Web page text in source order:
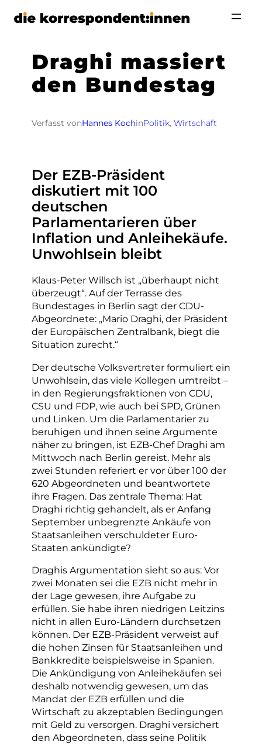
Zum
Draghi massiert
den Bundestag
Verfasst vonHannes KochinPolitik, Wirtschaft
Der EZB-Präsident
diskutiert mit 100
deutschen
Parlamentarieren über
Inflation und Anleihekäufe.
Unwohlsein bleibt
Klaus-Peter Willsch ist „überhaupt nicht
überzeugt“. Auf der Terrasse des
Bundestages in Berlin sagt der CDU-
Abgeordnete: „Mario Draghi, der Präsident
der Europäischen Zentralbank, biegt die
Situation zurecht.“
Der deutsche Volksvertreter formuliert ein
Unwohlsein, das viele Kollegen umtreibt –
in den Regierungsfraktionen von CDU,
CSU und FDP, wie auch bei SPD, Grünen
und Linken. Um die Parlamentarier zu
beruhigen und ihnen seine Argumente
näher zu bringen, ist EZB-Chef Draghi am
Mittwoch nach Berlin gereist. Mehr als
zwei Stunden referiert er vor über 100 der
620 Abgeordneten und beantwortete
ihre Fragen. Das zentrale Thema: Hat
Draghi richtig gehandelt, als er Anfang
September unbegrenzte Ankäufe von
Staatsanleihen verschuldeter Euro-
Staaten ankündigte?
Draghis Argumentation sieht so aus: Vor
zwei Monaten sei die EZB nicht mehr in
der Lage gewesen, ihre Aufgabe zu
erfüllen. Sie habe ihren niedrigen Leitzins
nicht in allen Euro-Ländern durchsetzen
können. Der EZB-Präsident verweist auf
die hohen Zinsen für Staatsanleihen und
Bankkredite beispielsweise in Spanien.
Die Ankündigung von Anleihekäufen sei
deshalb notwendig gewesen, um das
Mandat der EZB erfüllen und die
Wirtschaft zu akzeptablen Bedingungen
mit Geld zu versorgen. Draghi versichert
den Abgeordneten, dass seine Politik